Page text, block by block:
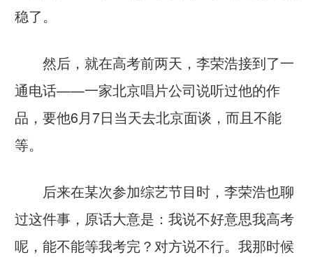
稳了。
然后，就在高考前两天，李荣浩接到了一
通电话——一家北京唱片公司说听过他的作
品，要他6月7日当天去北京面谈，而且不能
等。
后来在某次参加综艺节目时，李荣浩也聊
过这件事，原话大意是：我说不好意思我高考
呢，能不能等我考完？对方说不行。我那时候